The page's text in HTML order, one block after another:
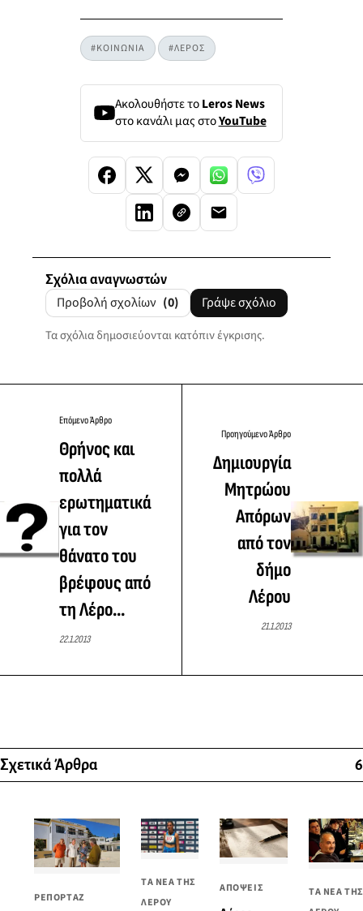
#ΚΟΙΝΩΝΙΑ #ΛΕΡΟΣ
Ακολουθήστε τοLeros News
στο κανάλι μας στοYouTube
Σχόλια αναγνωστών
Προβολή σχολίων (0) Γράψε σχόλιο
Τα σχόλια δημοσιεύονται κατόπιν έγκρισης.
Επόμενο Άρθρο
Θρήνος και
πολλά
ερωτηματικά
για τον
θάνατο του
βρέφους από
τη Λέρο...
22.1.2013
Προηγούμενο Άρθρο
Δημιουργία
Μητρώου
Απόρων
από τον
δήμο
Λέρου
21.1.2013
Σχετικά Άρθρα 6
ΡΕΠΟΡΤΑΖ
ΤΑ ΝΕΑ ΤΗΣ
ΛΕΡΟΥ
ΑΠΟΨΕΙΣ
ΤΑ ΝΕΑ ΤΗΣ